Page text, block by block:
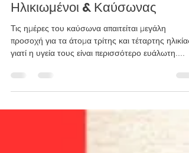
Jul 1, 2024
1 min read
Ηλικιωμένοι & Καύσωνας
Τις ημέρες του καύσωνα απαιτείται μεγάλη
γιατί η υγεία τους είναι περισσότερο ευάλωτη....